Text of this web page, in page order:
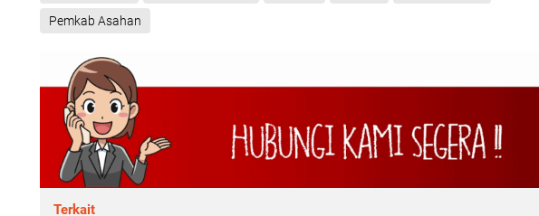
Pemkab Asahan
Terkait